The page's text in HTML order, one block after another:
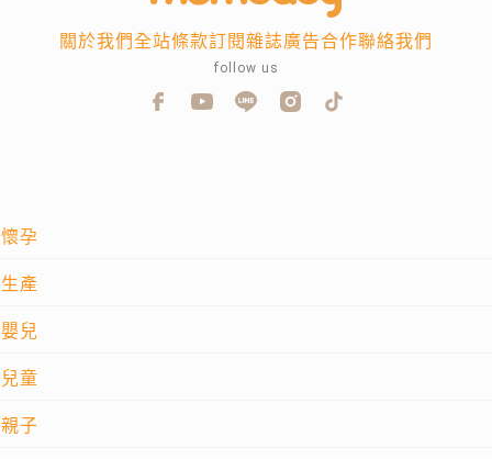
懷孕
生產
嬰兒
兒童
親子
關於我們全站條款訂閱雜誌廣告合作聯絡我們
follow us